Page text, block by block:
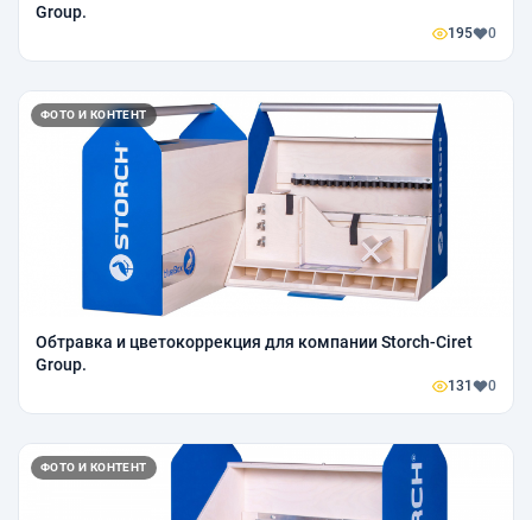
Group.
195 0
ФОТО И КОНТЕНТ
Обтравка и цветокоррекция для компании Storch-Ciret
Group.
131 0
ФОТО И КОНТЕНТ